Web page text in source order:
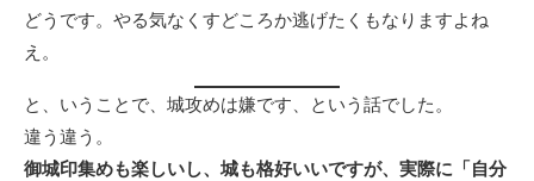
どうです。やる気なくすどころか逃げたくもなりますよね
え。
と、いうことで、城攻めは嫌です、という話でした。
違う違う。
御城印集めも楽しいし、城も格好いいですが、実際に「自分